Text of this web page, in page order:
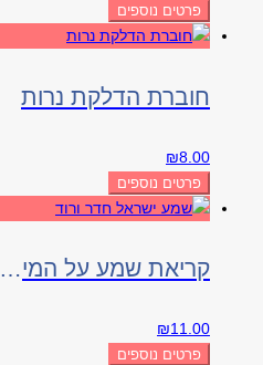
פרטים נוספים
חוברת הדלקת נרות
₪8.00
פרטים נוספים
קריאת שמע על המיטה ורוד
₪11.00
פרטים נוספים